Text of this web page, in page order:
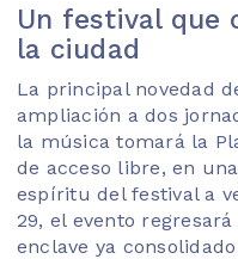
Un festival que
la ciudad
La principal novedad
ampliación a dos
la música tomará la
de acceso libre, en
espíritu del festival a
29, el evento
enclave ya